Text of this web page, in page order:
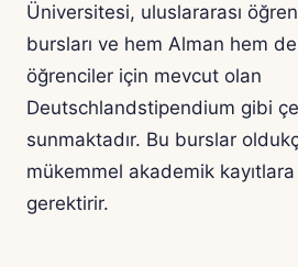
Üniversitesi, uluslararası
bursları ve hem Alman hem
öğrenciler için mevcut olan
Deutschlandstipendium gibi
sunmaktadır. Bu burslar
mükemmel akademik kayıtlara
gerektirir.